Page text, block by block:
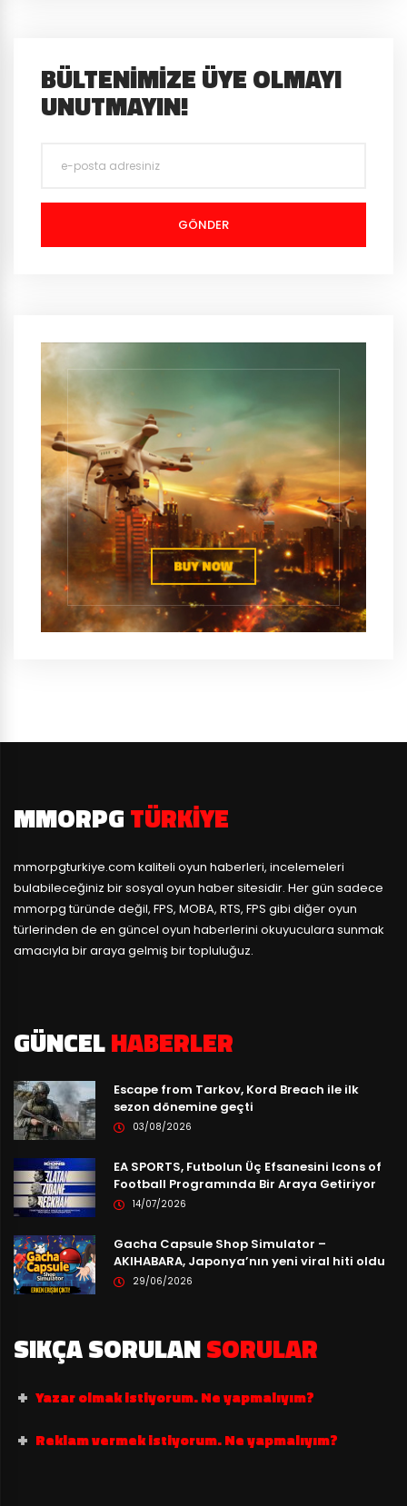
BÜLTENIMIZE ÜYE OLMAYI
UNUTMAYIN!
MMORPGTÜRKIYE
mmorpgturkiye.com kaliteli oyun haberleri, incelemeleri
bulabileceğiniz bir sosyal oyun haber sitesidir. Her gün sadece
mmorpg türünde değil, FPS, MOBA, RTS, FPS gibi diğer oyun
türlerinden de en güncel oyun haberlerini okuyuculara sunmak
amacıyla bir araya gelmiş bir topluluğuz.
GÜNCELHABERLER
Escape from Tarkov, Kord Breach ile ilk
sezon dönemine geçti
03/08/2026
EA SPORTS, Futbolun Üç Efsanesini Icons of
Football Programında Bir Araya Getiriyor
14/07/2026
Gacha Capsule Shop Simulator –
AKIHABARA, Japonya’nın yeni viral hiti oldu
29/06/2026
SIKÇA SORULANSORULAR
Yazar olmak istiyorum. Ne yapmalıyım?
Reklam vermek istiyorum. Ne yapmalıyım?